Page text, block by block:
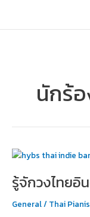
content
นักร้
รู้จักวงไทยอิ
General/ Thai
รู้จัก
ไทย
อิน
ดี้